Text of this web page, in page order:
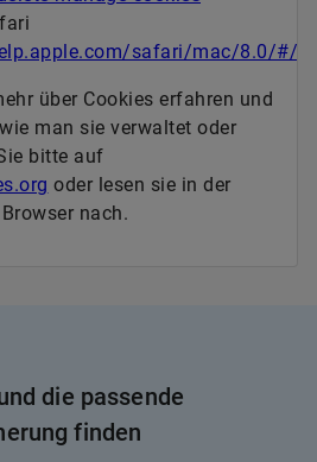
safari/mac/8.0/#/
über Cookies erfahren und
man sie verwaltet oder
bitte auf
oder lesen sie in der
nach.
die passende
finden